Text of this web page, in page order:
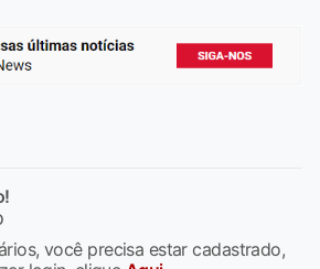
você precisa estar cadastrado,